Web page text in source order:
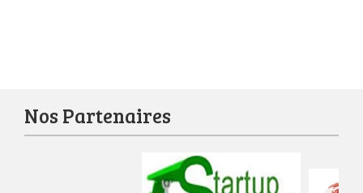
Nos Partenaires